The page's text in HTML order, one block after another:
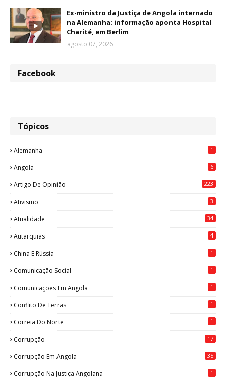
Ex-ministro da Justiça de Angola internado
na Alemanha: informação aponta Hospital
Charité, em Berlim
agosto 07, 2026
Facebook
Tópicos
Alemanha 1
Angola 6
Artigo De Opinião 223
Ativismo 3
Atualidade 34
Autarquias 4
China E Rússia 1
Comunicação Social 1
Comunicações Em Angola 1
Conflito De Terras 1
Correia Do Norte 1
Corrupção 17
Corrupção Em Angola 35
Corrupção Na Justiça Angolana 1